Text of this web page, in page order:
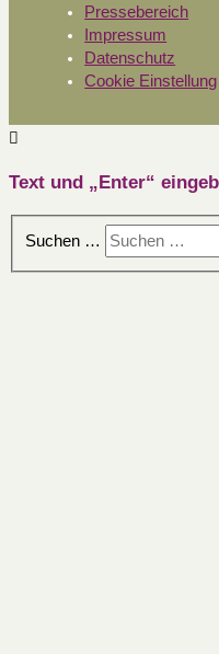
Pressebereich
Impressum
Datenschutz
Cookie Einstellung
Text und „Enter“
Suchen …